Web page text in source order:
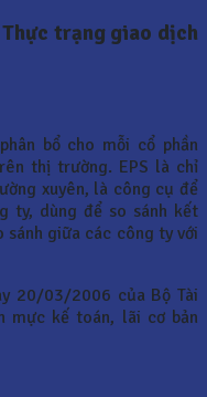
Thực trạng giao dịch
bổ cho mỗi cổ phần
thị trường. EPS là chỉ
xuyên, là công cụ để
ty, dùng để so sánh kết
sánh giữa các công ty với
20/03/2006 của Bộ Tài
mực kế toán, lãi cơ bản